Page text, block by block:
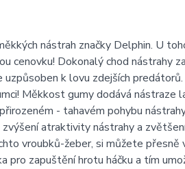
nástrah značky Delphin. U
cenovku! Dokonalý chod nástrahy
k lovu zdejších
Měkkost gumy dodává nástraze
- tahavém pohybu
atraktivity nástrahy a
vroubků-žeber, si můžete
pro zapuštění hrotu háčku a tím